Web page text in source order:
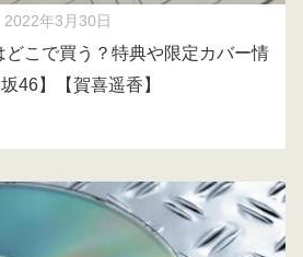
2022年3月30日
どこで買う？特典や限定カバー情
46】【賀喜遥香】